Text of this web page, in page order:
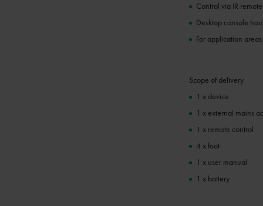
Control via IR
Desktop console
For application
Scope of delivery
1 x device
1 x external mains
1 x remote control
4 x foot
1 x user manual
1 x battery